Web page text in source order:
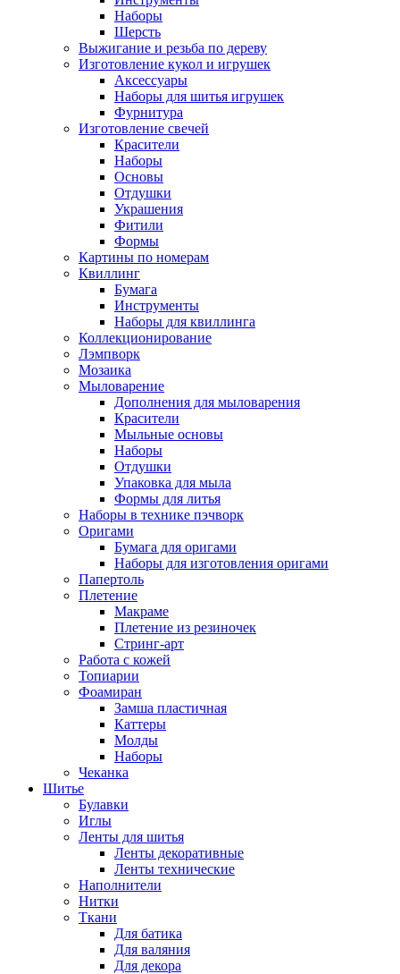
Наборы
Шерсть
Выжигание и резьба по дереву
Изготовление кукол и игрушек
Аксессуары
Наборы для шитья игрушек
Фурнитура
Изготовление свечей
Красители
Наборы
Основы
Отдушки
Украшения
Фитили
Формы
Картины по номерам
Квиллинг
Бумага
Инструменты
Наборы для квиллинга
Коллекционирование
Лэмпворк
Мозаика
Мыловарение
Дополнения для мыловарения
Красители
Мыльные основы
Наборы
Отдушки
Упаковка для мыла
Формы для литья
Наборы в технике пэчворк
Оригами
Бумага для оригами
Наборы для изготовления оригами
Папертоль
Плетение
Макраме
Плетение из резиночек
Стринг-арт
Работа с кожей
Топиарии
Фоамиран
Замша пластичная
Каттеры
Молды
Наборы
Чеканка
Шитье
Булавки
Иглы
Ленты для шитья
Ленты декоративные
Ленты технические
Наполнители
Нитки
Ткани
Для батика
Для валяния
Для декора